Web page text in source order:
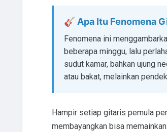
🎸 Apa Itu Fenomena
Fenomena ini
beberapa minggu, lalu
sudut kamar, bahkan ujung
atau bakat, melainkan
Hampir setiap gitaris pemula
membayangkan bisa